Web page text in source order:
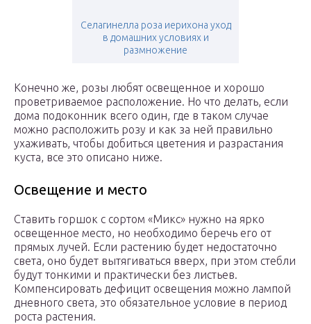
Селагинелла роза иерихона уход
в домашних условиях и
размножение
Конечно же, розы любят освещенное и хорошо
проветриваемое расположение. Но что делать, если
дома подоконник всего один, где в таком случае
можно расположить розу и как за ней правильно
ухаживать, чтобы добиться цветения и разрастания
куста, все это описано ниже.
Освещение и место
Ставить горшок с сортом «Микс» нужно на ярко
освещенное место, но необходимо беречь его от
прямых лучей. Если растению будет недостаточно
света, оно будет вытягиваться вверх, при этом стебли
будут тонкими и практически без листьев.
Компенсировать дефицит освещения можно лампой
дневного света, это обязательное условие в период
роста растения.